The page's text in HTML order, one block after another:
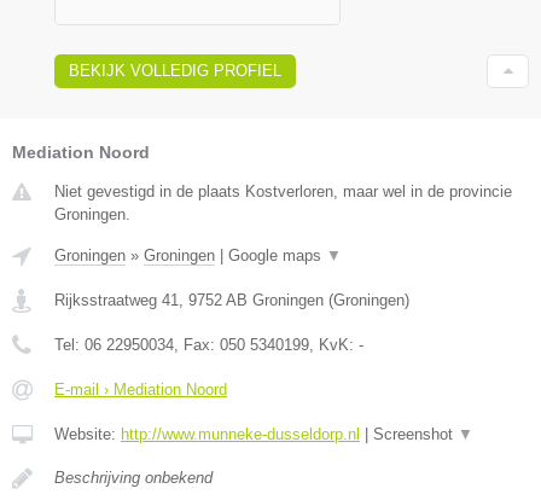
BEKIJK VOLLEDIG PROFIEL
Mediation Noord
Niet gevestigd in de plaats Kostverloren, maar wel in de provincie
Groningen.
Groningen » Groningen Google maps ▼
Rijksstraatweg 41 9752 AB Groningen (Groningen)
Tel: 06 22950034 , Fax: 050 5340199 , KvK: -
E-mail › Mediation Noord
Website: http://www.munneke-dusseldorp.nl Screenshot ▼
Beschrijving onbekend